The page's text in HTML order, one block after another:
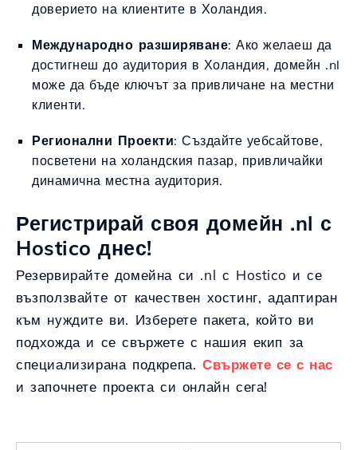
доверието на клиентите в Холандия.
Международно разширяване: Ако желаеш да
достигнеш до аудитория в Холандия, домейн .nl
може да бъде ключът за привличане на местни
клиенти.
Регионални Проекти: Създайте уебсайтове,
посветени на холандския пазар, привличайки
динамична местна аудитория.
Регистрирай своя домейн .nl с
Hostico днес!
Резервирайте домейна си .nl с Hostico и се
възползвайте от качествен хостинг, адаптиран
към нуждите ви. Изберете пакета, който ви
подхожда и се свържете с нашия екип за
специализирана подкрепа. Свържете се с нас
и започнете проекта си онлайн сега!